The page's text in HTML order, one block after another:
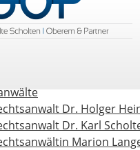
Dr. Holger
Dr. Karl
Marion